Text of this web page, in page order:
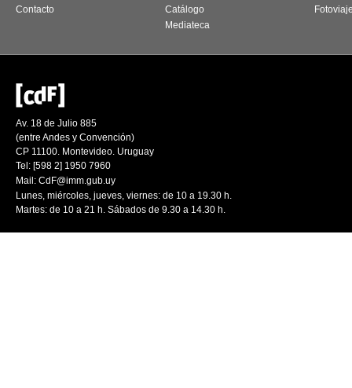
Contacto
Catálogo
Mediateca
Av. 18 de Julio 885
(entre Andes y Convención)
CP 11100. Montevideo. Uruguay
Tel: [598 2] 1950 7960
Mail: CdF@imm.gub.uy
Lunes, miércoles, jueves, viernes: de 10 a 19.30 h.
Martes: de 10 a 21 h. Sábados de 9.30 a 14.30 h.